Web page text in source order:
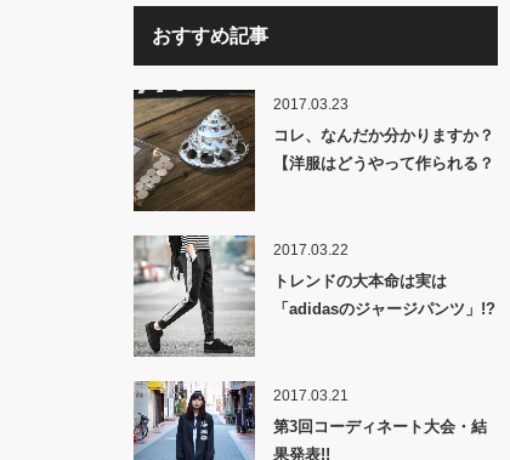
おすすめ記事
2017.03.23
コレ、なんだか分かりますか？
【洋服はどうやって作られる？
2017.03.22
トレンドの大本命は実は
「adidasのジャージパンツ」!?
2017.03.21
第3回コーディネート大会・結
果発表!!